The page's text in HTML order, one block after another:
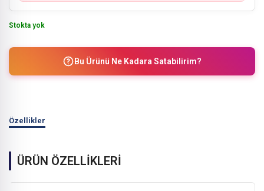
Stokta yok
Bu Ürünü Ne Kadara Satabilirim?
Özellikler
ÜRÜN ÖZELLİKLERİ